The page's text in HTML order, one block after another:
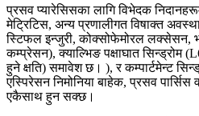
प्रसव प्यारेसिसका लागि विभेदक
मेट्रिटिस, अन्य प्रणालीगत विषाक्त
स्टिफल इन्जुरी, कोक्सोफेमोरल लक्सेसन,
कम्प्रेसन), क्याल्भिङ पक्षाघात सिन्ड्रोम
हुने क्षति) समावेश छ। ), र कम्पार्टमेन्ट
एस्पिरेसन निमोनिया बाहेक, प्रसव
एकैसाथ हुन सक्छ।